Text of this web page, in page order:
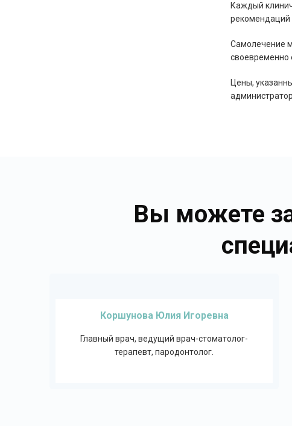
Каждый
рекомендаций
Самолечение
своевременно
Цены,
Вы можете
Коршунова Юлия Игоревна
Главный врач, ведущий врач-стоматолог-
терапевт, пародонтолог.